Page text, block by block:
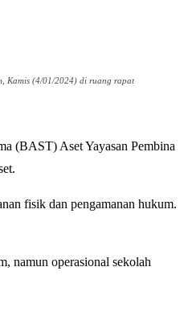
Kamis (4/01/2024) di ruang rapat
(BAST) Aset Yayasan Pembina
fisik dan pengamanan hukum.
namun operasional sekolah